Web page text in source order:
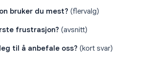
bruker du mest? (flervalg)
frustrasjon? (avsnitt)
til å anbefale oss? (kort svar)